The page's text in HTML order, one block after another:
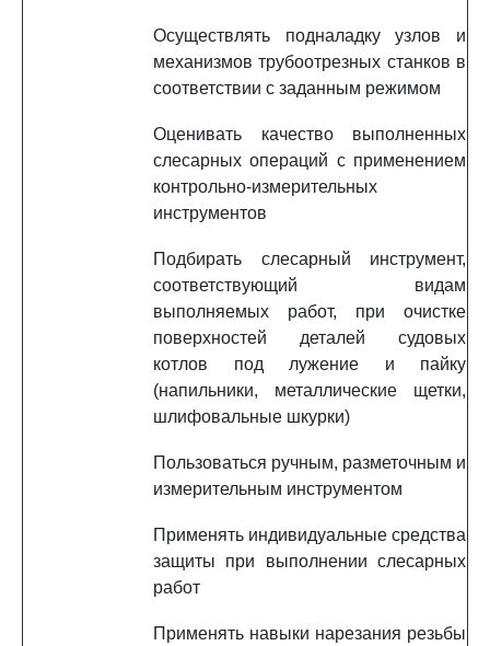
Осуществлять подналадку узлов и
механизмов трубоотрезных станков в
соответствии с заданным режимом
Оценивать качество выполненных
слесарных операций с применением
контрольно-измерительных
инструментов
Подбирать слесарный инструмент,
соответствующий видам
выполняемых работ, при очистке
поверхностей деталей судовых
котлов под лужение и пайку
(напильники, металлические щетки,
шлифовальные шкурки)
Пользоваться ручным, разметочным и
измерительным инструментом
Применять индивидуальные средства
защиты при выполнении слесарных
работ
Применять навыки нарезания резьбы